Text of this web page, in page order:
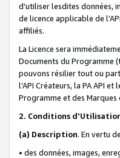
d'utiliser lesdites données,
de licence applicable de
affiliés.
La Licence sera
Documents du Programme
pouvons résilier tout ou
l’API Créateurs, la PA API
Programme et des
2. Conditions d'Utilisation
(a) Description. En vertu
• des données, images,